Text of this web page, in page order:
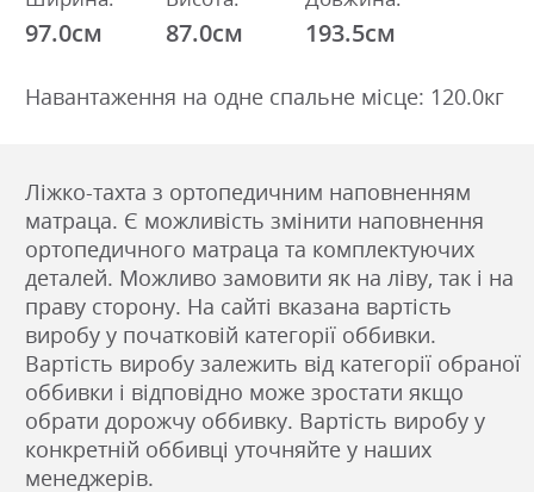
97.0см 87.0см 193.5см
Навантаження на одне спальне місце: 120.0кг
Ліжко-тахта з ортопедичним наповненням
матраца. Є можливість змінити наповнення
ортопедичного матраца та комплектуючих
деталей. Можливо замовити як на ліву, так і на
праву сторону. На сайті вказана вартість
виробу у початковій категорії оббивки.
Вартість виробу залежить від категорії обраної
оббивки і відповідно може зростати якщо
обрати дорожчу оббивку. Вартість виробу у
конкретній оббивці уточняйте у наших
менеджерів.